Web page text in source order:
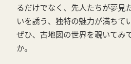
るだけでなく、先人たちが夢見
いを誘う、独特の魅力が満ちて
ぜひ、古地図の世界を覗いてみ
か。